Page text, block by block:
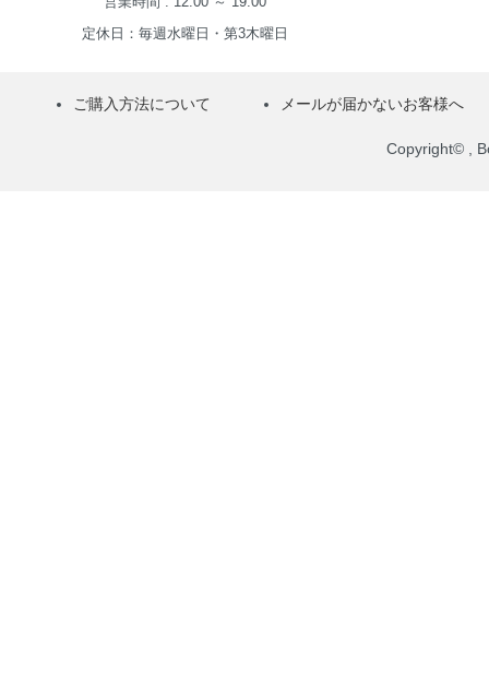
定休日：毎週水曜日・第3木曜日
ご購入方法について メールが届かないお客様へ
Copyright© ,